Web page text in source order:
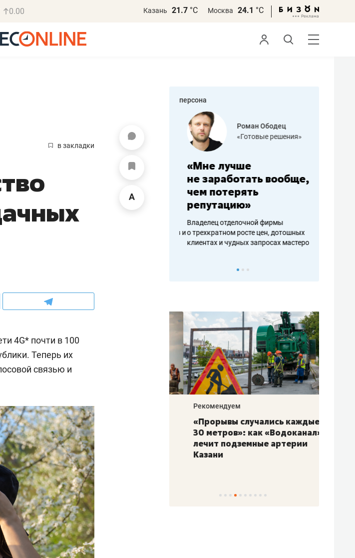
0.00 Казань 21.7 °С Москва 24.1 °С
в закладки
4G* почти в 100
Теперь их
связью и
персона
«Не зная местных
потерять минимум
Как бизнесу выйти на зарубежные
Роман Ободец
«Готовые решения»
«Мне лучше
не заработать вообще,
чем потерять
репутацию»
Владелец отделочной фирмы
о трехкратном росте цен, дотошных
клиентах и чудных запросах мастеров
Рекомендуем
Мексика, рок-концерт
и вагон с чак-чаком: как
в Менделеевске прошла
«Гонка Героев»
Рекомендуем
«Прорывы случались каждые
30 метров»: как «Водоканал»
лечит подземные артерии
Казани